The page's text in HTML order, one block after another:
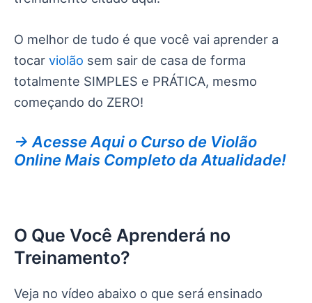
O melhor de tudo é que você vai aprender a
tocar violão sem sair de casa de forma
totalmente SIMPLES e PRÁTICA, mesmo
começando do ZERO!
→ Acesse Aqui o Curso de Violão
Online Mais Completo da Atualidade!
O Que Você Aprenderá no
Treinamento?
Veja no vídeo abaixo o que será ensinado